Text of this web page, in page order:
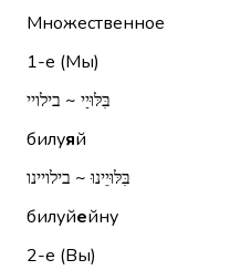
Множественное
1-е (Мы)
בִּלּוּיַי ~ בילויי
билуяй
בִּלּוּיֵינוּ ~ בילויינו
билуйейну
2-е (Вы)